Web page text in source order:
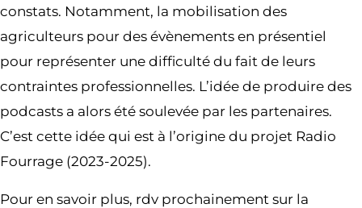
constats. Notamment, la mobilisation des
agriculteurs pour des évènements en présentiel
pour représenter une difficulté du fait de leurs
contraintes professionnelles. L’idée de produire des
podcasts a alors été soulevée par les partenaires.
C’est cette idée qui est à l’origine du projet Radio
Fourrage (2023-2025).
Pour en savoir plus, rdv prochainement sur la